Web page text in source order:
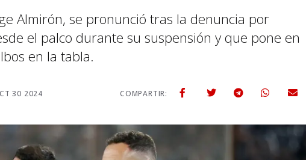
Almirón, se pronunció tras la denuncia por
el palco durante su suspensión y que pone en
en la tabla.
30 2024 COMPARTIR: